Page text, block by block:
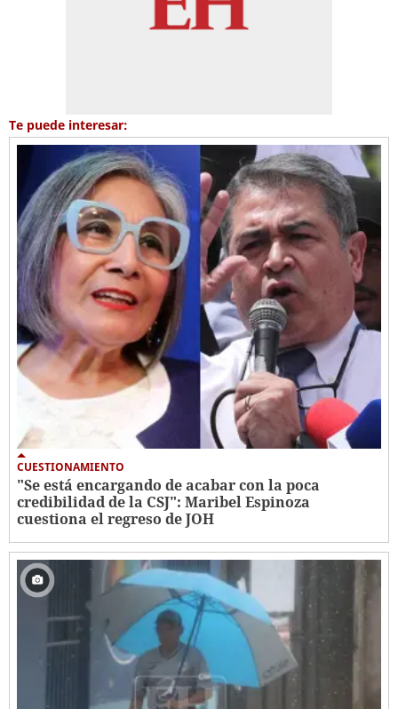
Te puede interesar:
CUESTIONAMIENTO
"Se está encargando de acabar con la poca
credibilidad de la CSJ": Maribel Espinoza
cuestiona el regreso de JOH